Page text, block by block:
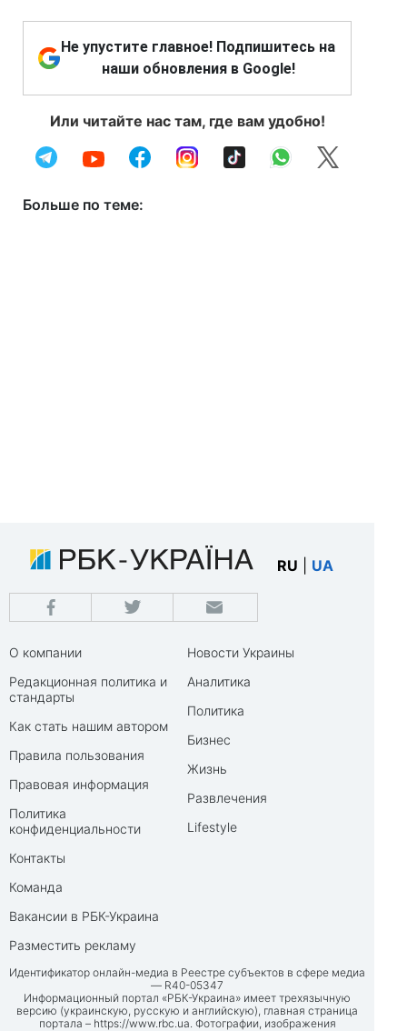
Не упустите главное! Подпишитесь на
наши обновления в Google!
Или читайте нас там, где вам удобно!
Больше по теме:
RU UA
О компании
Редакционная политика и
стандарты
Как стать нашим автором
Правила пользования
Правовая информация
Политика
конфиденциальности
Контакты
Команда
Вакансии в РБК-Украина
Разместить рекламу
Новости Украины
Аналитика
Политика
Бизнес
Жизнь
Развлечения
Lifestyle
Идентификатор онлайн-медиа в Реестре субъектов в сфере медиа
— R40-05347
Информационный портал «РБК-Украина» имеет трехязычную
версию (украинскую, русскую и английскую), главная страница
портала – https://www.rbc.ua. Фотографии, изображения